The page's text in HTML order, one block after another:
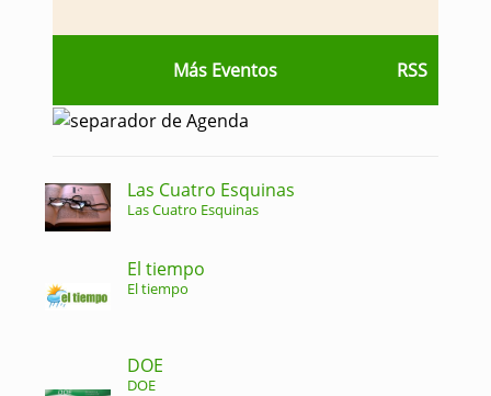
Más Eventos RSS
Las Cuatro Esquinas
Las Cuatro Esquinas
El tiempo
El tiempo
DOE
DOE